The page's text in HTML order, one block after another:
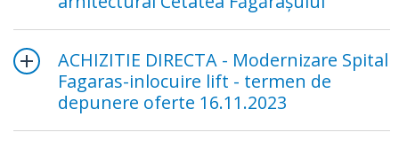
ACHIZITIE DIRECTA - Modernizare Spital
Fagaras-inlocuire lift - termen de
depunere oferte 16.11.2023